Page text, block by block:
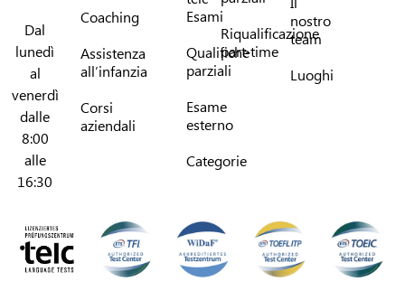
Dal
lunedì
al
venerdì
dalle
8:00
alle
16:30
Coaching
Assistenza
all’infanzia
Corsi
aziendali
Esami
Qualifiche
parziali
Esame
esterno
Categorie
Riqualificazione
part-time
nostro
team
Luoghi